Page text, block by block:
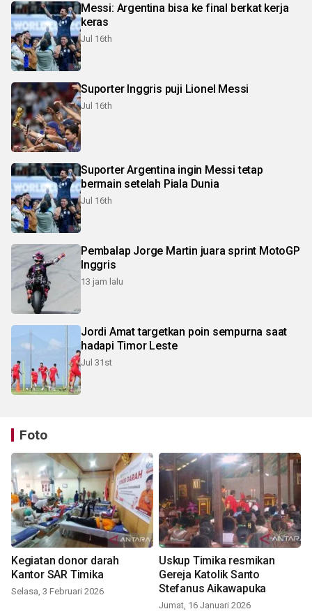
Messi: Argentina bisa ke final berkat kerja
keras
Jul 16th
Suporter Inggris puji Lionel Messi
Jul 16th
Suporter Argentina ingin Messi tetap
bermain setelah Piala Dunia
Jul 16th
Pembalap Jorge Martin juara sprint MotoGP
Inggris
13 jam lalu
Jordi Amat targetkan poin sempurna saat
hadapi Timor Leste
Jul 31st
Foto
Kegiatan donor darah
Kantor SAR Timika
Selasa, 3 Februari 2026
Uskup Timika resmikan
Gereja Katolik Santo
Stefanus Aikawapuka
Jumat, 16 Januari 2026